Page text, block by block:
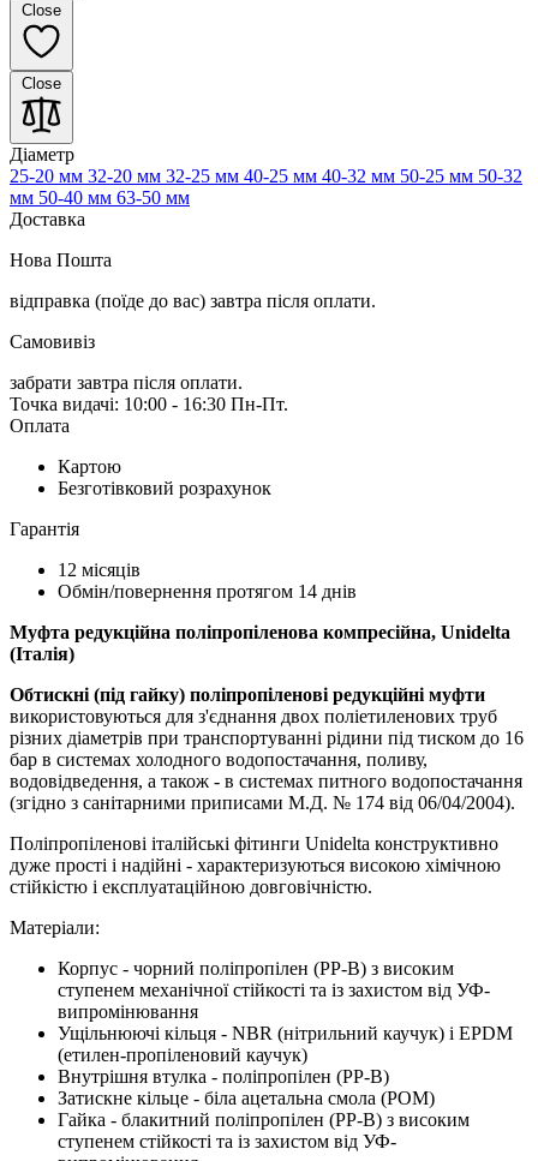
Close
Close
Діаметр
25-20 мм 32-20 мм 32-25 мм 40-25 мм 40-32 мм 50-25 мм 50-32
мм 50-40 мм 63-50 мм
Доставка
Нова Пошта
відправка (поїде до вас) завтра після оплати.
Самовивіз
забрати завтра після оплати.
Точка видачі: 10:00 - 16:30 Пн-Пт.
Оплата
Картою
Безготівковий розрахунок
Гарантія
12 місяців
Обмін/повернення протягом 14 днів
Муфта редукційна поліпропіленова компресійна, Unidelta
(Італія)
Обтискні (під гайку) поліпропіленові редукційні муфти
використовуються для з'єднання двох поліетиленових труб
різних діаметрів при транспортуванні рідини під тиском до 16
бар в системах холодного водопостачання, поливу,
водовідведення, а також - в системах питного водопостачання
(згідно з санітарними приписами М.Д. № 174 від 06/04/2004).
Поліпропіленові італійські фітинги Unidelta конструктивно
дуже прості і надійні - характеризуються високою хімічною
стійкістю і експлуатаційною довговічністю.
Матеріали:
Корпус - чорний поліпропілен (PP-B) з високим
ступенем механічної стійкості та із захистом від УФ-
випромінювання
Ущільнюючі кільця - NBR (нітрильний каучук) і EPDM
(етилен-пропіленовий каучук)
Внутрішня втулка - поліпропілен (PP-B)
Затискне кільце - біла ацетальна смола (POM)
Гайка - блакитний поліпропілен (PP-B) з високим
ступенем стійкості та із захистом від УФ-